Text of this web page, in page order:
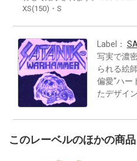
XS(150)・S
Label：
写実で濃
られる絵
偏愛“ハー
たデザイ
このレーベルのほかの商品